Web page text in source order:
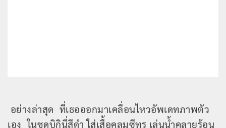
อย่างล่าสุด ที่เธอออกมาเคลื่อนไหวอัพเดทภาพตัว
เอง ในชุดบิกินี่สีดำ ใส่เสื้อคลุมซีทรู เล่นน้ำคลายร้อน